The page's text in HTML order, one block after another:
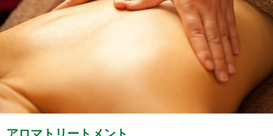
アロマトリートメント